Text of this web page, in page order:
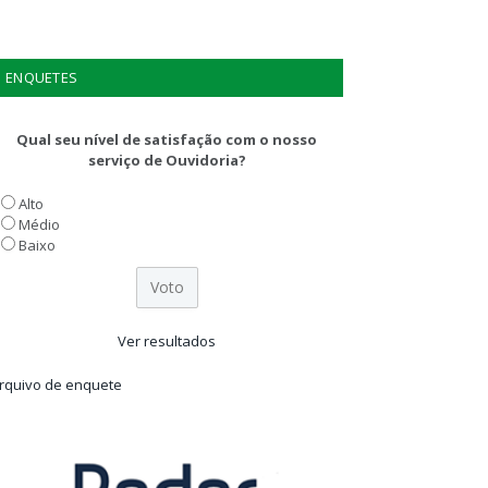
ENQUETES
Qual seu nível de satisfação com o nosso
serviço de Ouvidoria?
Alto
Médio
Baixo
Ver resultados
de enquete